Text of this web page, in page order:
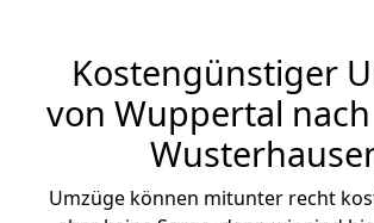
Kostengünstiger
von Wuppertal
Umzüge können mitunter recht